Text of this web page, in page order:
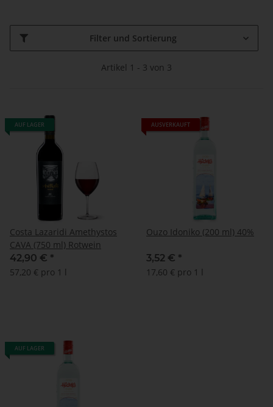
Filter und Sortierung
Artikel 1 - 3 von 3
AUF LAGER
Costa Lazaridi Amethystos
CAVA (750 ml) Rotwein
42,90 € *
57,20 € pro 1 l
AUSVERKAUFT
Ouzo Idoniko (200 ml) 40%
3,52 € *
17,60 € pro 1 l
AUF LAGER